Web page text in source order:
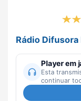
Rádio Difusora
Player em
Esta
continuar